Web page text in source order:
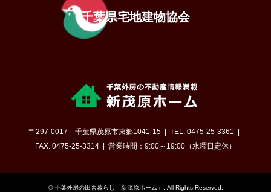
千葉県宅地建物協会
〒297-0017 千葉県茂原市東郷1041-15
TEL. 0475-25-3361
FAX. 0475-25-3314
営業時間：9:00～19:00（水曜日定休）
©千葉外房の田舎暮らし「新茂原ホーム」 . All Rights Reserved.